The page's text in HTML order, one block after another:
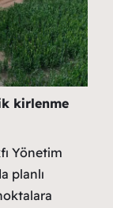
kirlenme
Yönetim
planlı